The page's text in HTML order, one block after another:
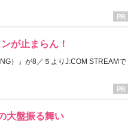
が止まらん！
）』が8／５よりJ:COM STREAMで
大盤振る舞い